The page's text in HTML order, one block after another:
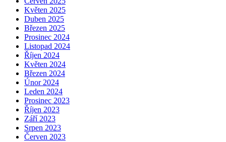
Květen 2025
Duben 2025
Březen 2025
Prosinec 2024
Listopad 2024
Říjen 2024
Květen 2024
Březen 2024
Únor 2024
Leden 2024
Prosinec 2023
Říjen 2023
Září 2023
Srpen 2023
Červen 2023